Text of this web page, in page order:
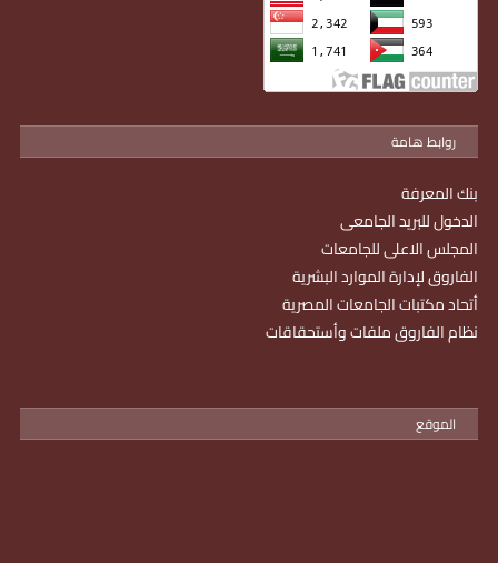
روابط هامة
بنك المعرفة
الدخول للبريد الجامعى
المجلس الاعلى للجامعات
الفاروق لإدارة الموارد البشرية
أتحاد مكتبات الجامعات المصرية
نظام الفاروق ملفات وأستحقاقات
الموقع